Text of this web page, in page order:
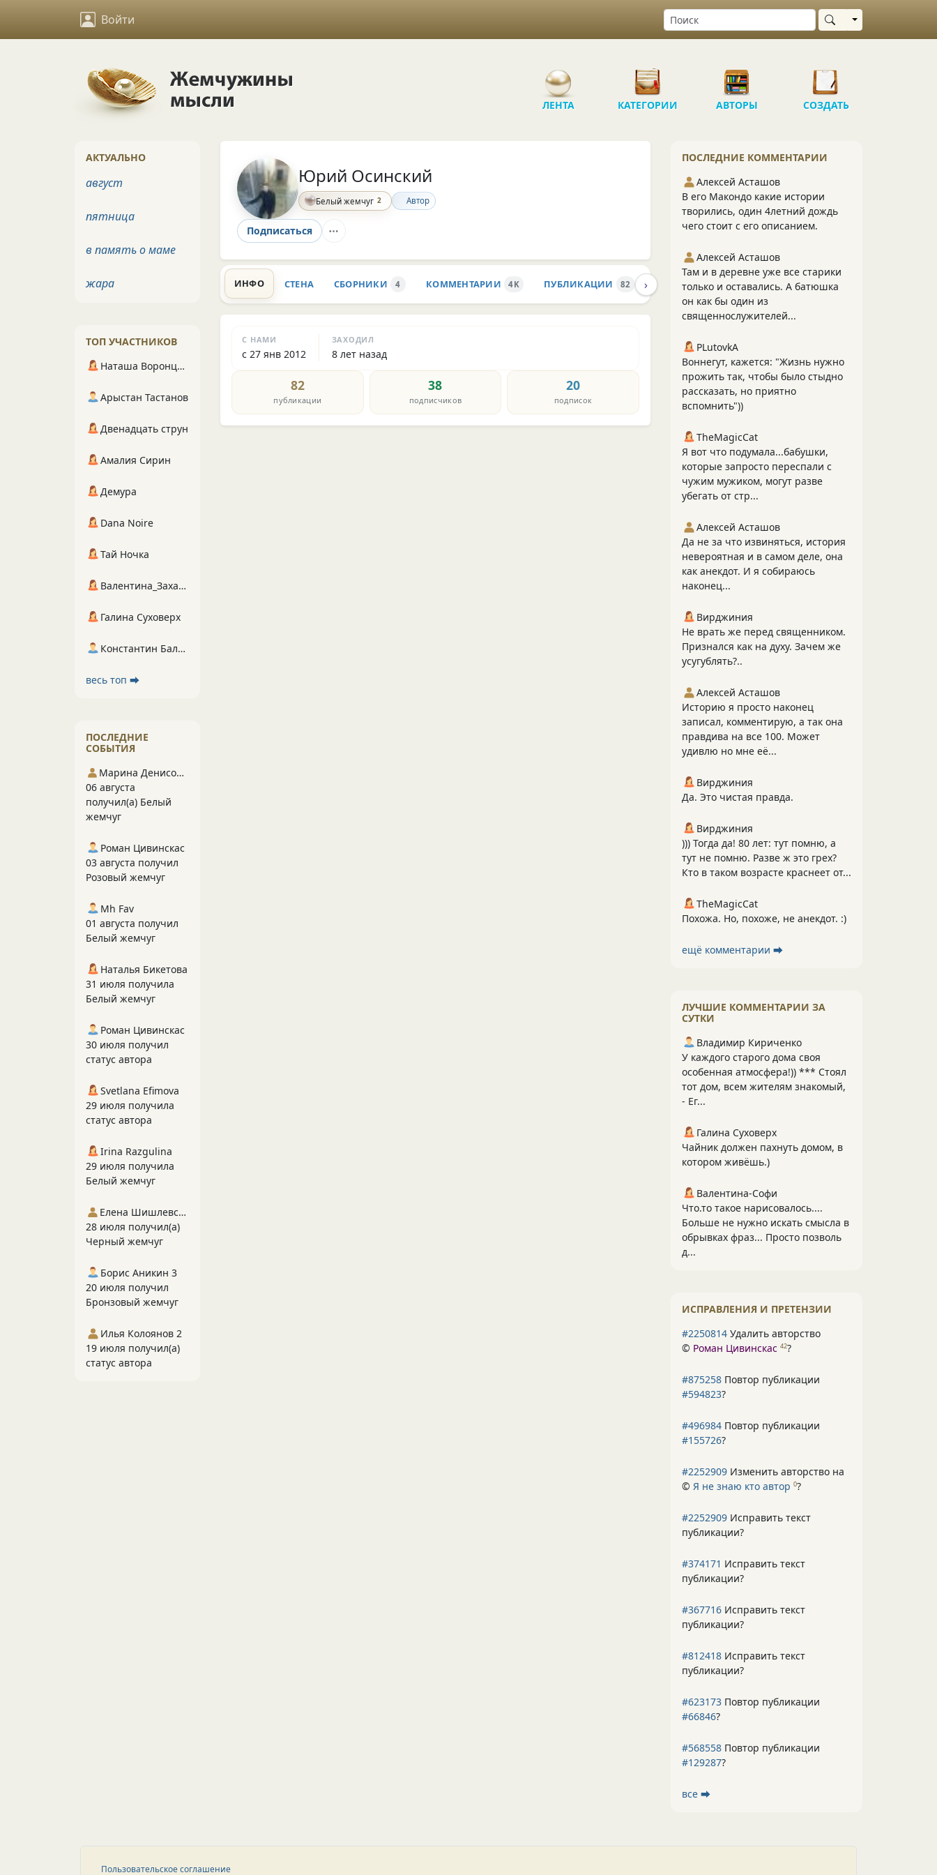
Войти Выбрать область
ЛЕНТА КАТЕГОРИИ АВТОРЫ СОЗДАТЬ
Юрий Осинский
Белый жемчуг 2 Автор
Подписаться
ИНФО СТЕНА СБОРНИКИ 4 КОММЕНТАРИИ 4K ПУБЛИКАЦИИ 82 ПОДПИСЧИКИ 38 ПОДПИСКИ 20
›
С НАМИ
с 27 янв 2012
ЗАХОДИЛ
8 лет назад
82
публикации
38
подписчиков
20
подписок
ПОСЛЕДНИЕ КОММЕНТАРИИ
Алексей Асташов
В его Макондо какие истории
творились, один 4летний дождь
чего стоит с его описанием.
Алексей Асташов
Там и в деревне уже все старики
только и оставались. А батюшка
он как бы один из
священнослужителей...
PLutоvkА
Воннегут, кажется: "Жизнь нужно
прожить так, чтобы было стыдно
рассказать, но приятно
вспомнить"))
TheMagicCat
Я вот что подумала...бабушки,
которые запросто переспали с
чужим мужиком, могут разве
убегать от стр...
Алексей Асташов
Да не за что извиняться, история
невероятная и в самом деле, она
как анекдот. И я собираюсь
наконец...
Вирджиния
Не врать же перед священником.
Признался как на духу. Зачем же
усугублять?..
Алексей Асташов
Историю я просто наконец
записал, комментирую, а так она
правдива на все 100. Может
удивлю но мне её...
Вирджиния
Да. Это чистая правда.
Вирджиния
))) Тогда да! 80 лет: тут помню, а
тут не помню. Разве ж это грех?
Кто в таком возрасте краснеет от...
TheMagicCat
Похожа. Но, похоже, не анекдот. :)
ещё комментарии ⮕
ЛУЧШИЕ КОММЕНТАРИИ ЗА
СУТКИ
Владимир Кириченко
У каждого старого дома своя
особенная атмосфера!)) *** Стоял
тот дом, всем жителям знакомый,
- Ег...
Галина Суховерх
Чайник должен пахнуть домом, в
котором живёшь.)
Валентина-Софи
Что.то такое нарисовалось....
Больше не нужно искать смысла в
обрывках фраз... Просто позволь
д...
ИСПРАВЛЕНИЯ И ПРЕТЕНЗИИ
#2250814 Удалить авторство
© Роман Цивинскас 42?
#875258 Повтор публикации
#594823?
#496984 Повтор публикации
#155726?
#2252909 Изменить авторство на
© Я не знаю кто автор 0?
#2252909 Исправить текст
публикации?
#374171 Исправить текст
публикации?
#367716 Исправить текст
публикации?
#812418 Исправить текст
публикации?
#623173 Повтор публикации
#66846?
#568558 Повтор публикации
#129287?
все ⮕
АКТУАЛЬНО
август
пятница
в память о маме
жара
ТОП УЧАСТНИКОВ
Наташа Воронцова
Арыстан Тастанов
Двенадцать струн
Амалия Сирин
Демура
Dana Noire
Тай Ночка
Валентина_Захарова
Галина Суховерх
Константин Балухта
весь топ ⮕
ПОСЛЕДНИЕ
СОБЫТИЯ
Марина Денисова 5
06 августа
получил(а) Белый
жемчуг
Роман Цивинскас
03 августа получил
Розовый жемчуг
Mh Fav
01 августа получил
Белый жемчуг
Наталья Бикетова
31 июля получила
Белый жемчуг
Роман Цивинскас
30 июля получил
статус автора
Svetlana Efimova
29 июля получила
статус автора
Irina Razgulina
29 июля получила
Белый жемчуг
Елена Шишлевская
28 июля получил(а)
Черный жемчуг
Борис Аникин 3
20 июля получил
Бронзовый жемчуг
Илья Колоянов 2
19 июля получил(а)
статус автора
Пользовательское соглашение